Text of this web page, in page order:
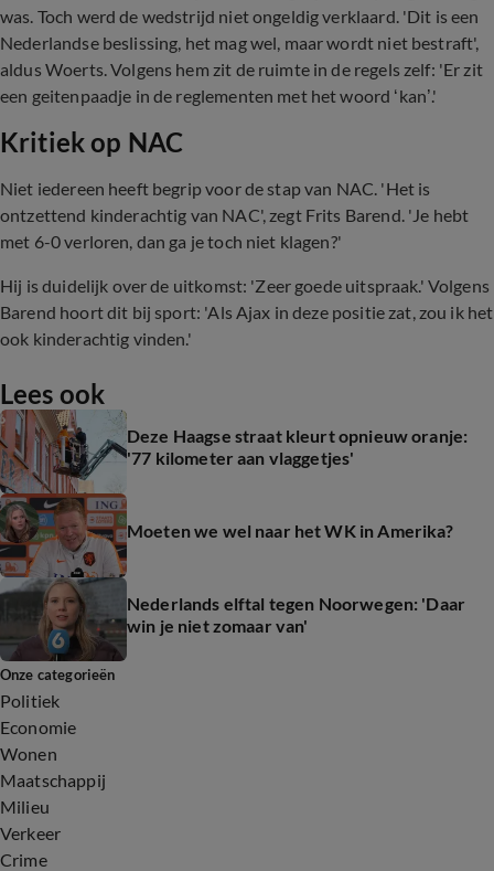
was. Toch werd de wedstrijd niet ongeldig verklaard. 'Dit is een
Nederlandse beslissing, het mag wel, maar wordt niet bestraft',
aldus Woerts. Volgens hem zit de ruimte in de regels zelf: 'Er zit
een geitenpaadje in de reglementen met het woord ‘kan’.'
Kritiek op NAC
Niet iedereen heeft begrip voor de stap van NAC. 'Het is
ontzettend kinderachtig van NAC', zegt Frits Barend. 'Je hebt
met 6-0 verloren, dan ga je toch niet klagen?'
Hij is duidelijk over de uitkomst: 'Zeer goede uitspraak.' Volgens
Barend hoort dit bij sport: 'Als Ajax in deze positie zat, zou ik het
ook kinderachtig vinden.'
Lees ook
Deze Haagse straat kleurt opnieuw oranje:
'77 kilometer aan vlaggetjes'
Moeten we wel naar het WK in Amerika?
Nederlands elftal tegen Noorwegen: 'Daar
win je niet zomaar van'
Onze categorieën
Politiek
Economie
Wonen
Maatschappij
Milieu
Verkeer
Crime